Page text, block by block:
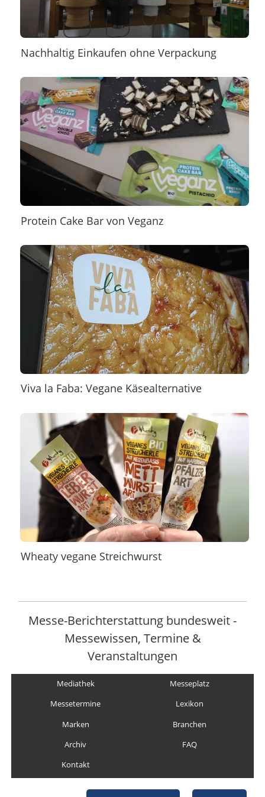
Nachhaltig Einkaufen ohne Verpackung
Protein Cake Bar von Veganz
Viva la Faba: Vegane Käsealternative
Wheaty vegane Streichwurst
Messe-Berichterstattung bundesweit -
Messewissen, Termine &
Veranstaltungen
Mediathek
Messeplatz
Messetermine
Lexikon
Marken
Branchen
Archiv
FAQ
Kontakt